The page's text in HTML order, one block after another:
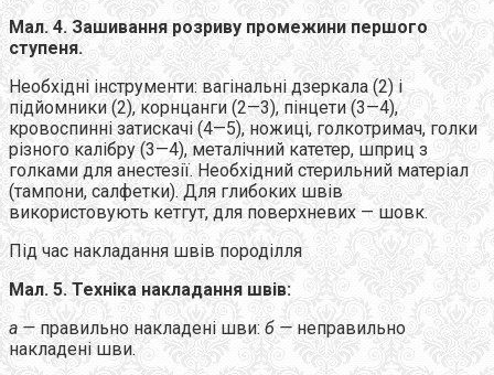
Мал. 4. Зашивання розриву промежини першого
ступеня.
Необхідні інструменти: вагінальні дзеркала (2) і
підйомники (2), корнцанги (2—3), пінцети (3—4),
кровоспинні затискачі (4—5), ножиці, голкотримач, голки
різного калібру (3—4), металічний катетер, шприц з
голками для анестезії. Необхідний стерильний матеріал
(тампони, салфетки). Для глибоких швів
використовують кетгут, для поверхневих — шовк.
Під час накладання швів породілля
Мал. 5. Техніка накладання швів:
а — правильно накладені шви: б — неправильно
накладені шви.